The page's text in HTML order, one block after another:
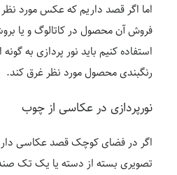
اما اگر قصد داریم که عکس مورد
فروش آن محصول در کاتالوگ و یا
استفاده کنیم باید نور پردازی به
رنگبندی محصول مورد نظر غرق کند.
نورپردازی در عکاسی از چوب
اگر در فضای کوچک قصد عکاسی
تصویری بسته از دسته یا یک تک